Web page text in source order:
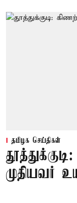
தமிழக செய்திகள்
முதியவர்